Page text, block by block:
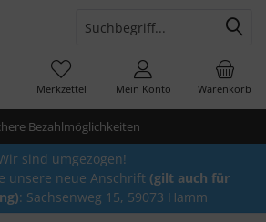
Bezahlmöglichkeiten
Warenkorb
Merkzettel Mein Konto
sind umgezogen!
unsere neue Anschrift (gilt auch für
: Sachsenweg 15, 59073 Hamm